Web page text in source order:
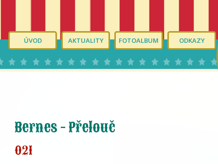
ÚVOD AKTUALITY FOTOALBUM ODKAZY
Bernes - Přelouč
021